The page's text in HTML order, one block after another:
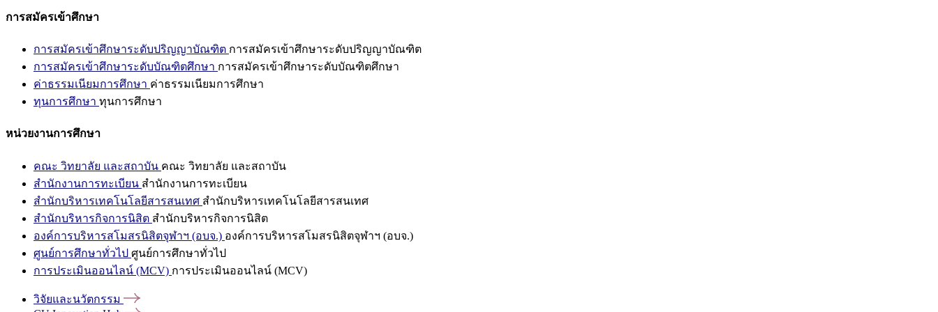
การสมัครเข้าศึกษา
การสมัครเข้าศึกษาระดับปริญญาบัณฑิต การสมัครเข้าศึกษาระดับปริญญาบัณฑิต
การสมัครเข้าศึกษาระดับบัณฑิตศึกษา การสมัครเข้าศึกษาระดับบัณฑิตศึกษา
ค่าธรรมเนียมการศึกษา ค่าธรรมเนียมการศึกษา
ทุนการศึกษา ทุนการศึกษา
หน่วยงานการศึกษา
คณะ วิทยาลัย และสถาบัน คณะ วิทยาลัย และสถาบัน
สำนักงานการทะเบียน สำนักงานการทะเบียน
สำนักบริหารเทคโนโลยีสารสนเทศ สำนักบริหารเทคโนโลยีสารสนเทศ
สำนักบริหารกิจการนิสิต สำนักบริหารกิจการนิสิต
องค์การบริหารสโมสรนิสิตจุฬาฯ (อบจ.) องค์การบริหารสโมสรนิสิตจุฬาฯ (อบจ.)
ศูนย์การศึกษาทั่วไป ศูนย์การศึกษาทั่วไป
การประเมินออนไลน์ (MCV) การประเมินออนไลน์ (MCV)
วิจัยและนวัตกรรม